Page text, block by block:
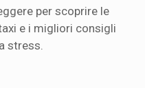
per scoprire le
e i migliori consigli
stress.